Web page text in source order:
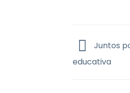
Juntos
educativa